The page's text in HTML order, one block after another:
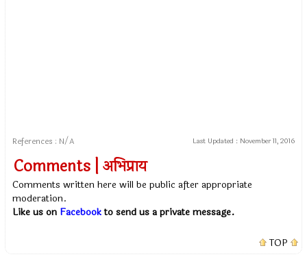
References : N/A Last Updated : November 11, 2016
Comments | अभिप्राय
Comments written here will be public after appropriate
moderation.
Like us on Facebookto send us a private message.
TOP